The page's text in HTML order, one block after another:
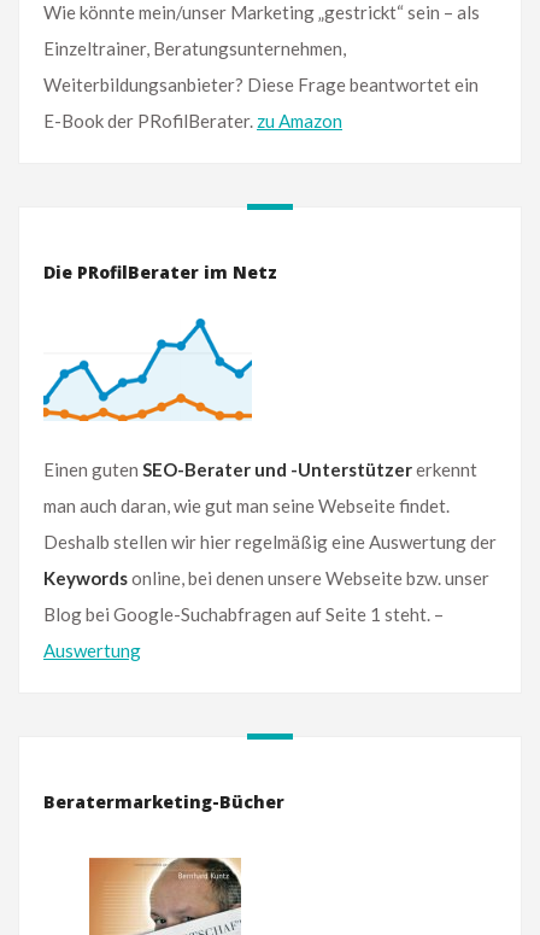
Wie könnte mein/unser Marketing „gestrickt“ sein – als
Einzeltrainer, Beratungsunternehmen,
Weiterbildungsanbieter? Diese Frage beantwortet ein
E-Book der PRofilBerater. zu Amazon
Die PRofilBerater im Netz
Einen guten SEO-Berater und -Unterstützererkennt
man auch daran, wie gut man seine Webseite findet.
Deshalb stellen wir hier regelmäßig eine Auswertung der
Keywordsonline, bei denen unsere Webseite bzw. unser
Blog bei Google-Suchabfragen auf Seite 1 steht. –
Auswertung
Beratermarketing-Bücher